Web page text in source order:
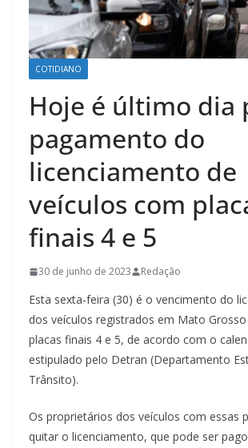
COTIDIANO
Hoje é último dia
pagamento do
licenciamento de
veículos com
finais 4 e 5
30 de junho de 2023 Redação
Esta sexta-feira (30) é o vencimento do
dos veículos registrados em Mato
placas finais 4 e 5, de acordo com o
estipulado pelo Detran (Departamento
Trânsito).
Os proprietários dos veículos com essas
quitar o licenciamento, que pode ser